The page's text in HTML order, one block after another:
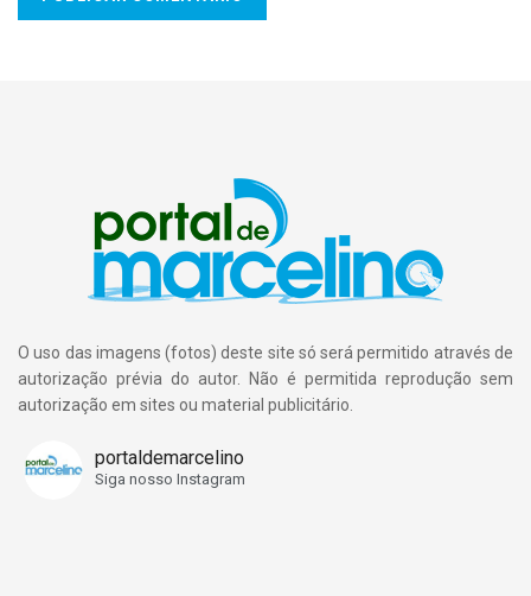
O uso das imagens (fotos) deste site só será permitido através de
autorização prévia do autor. Não é permitida reprodução sem
autorização em sites ou material publicitário.
portaldemarcelino
Siga nosso Instagram